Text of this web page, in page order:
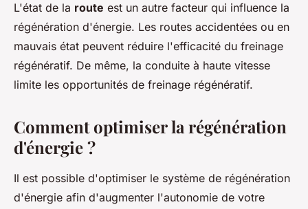
L'état de la route est un autre facteur qui influence la
régénération d'énergie. Les routes accidentées ou en
mauvais état peuvent réduire l'efficacité du freinage
régénératif. De même, la conduite à haute vitesse
limite les opportunités de freinage régénératif.
Comment optimiser la régénération
d'énergie ?
Il est possible d'optimiser le système de régénération
d'énergie afin d'augmenter l'autonomie de votre